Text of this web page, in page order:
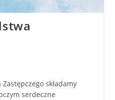
składamy
serdeczne